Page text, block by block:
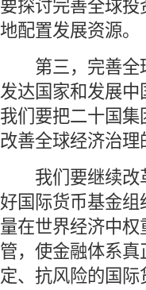
要探讨完善全球
地配置发展资源。
第三，完善全球
发达国家和发展
我们要把二十国
改善全球经济治理
我们要继续改革
好国际货币基金
量在世界经济中
管，使金融体系
定、抗风险的国